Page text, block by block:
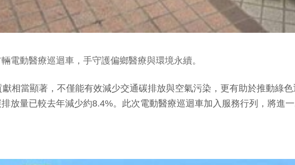
電動醫療巡迴車，手守護偏鄉醫療與環境永續。
相當顯著，不僅能有效減少交通碳排放與空氣污染，更有助於推動綠
放量已較去年減少約8.4%。此次電動醫療巡迴車加入服務行列，將進